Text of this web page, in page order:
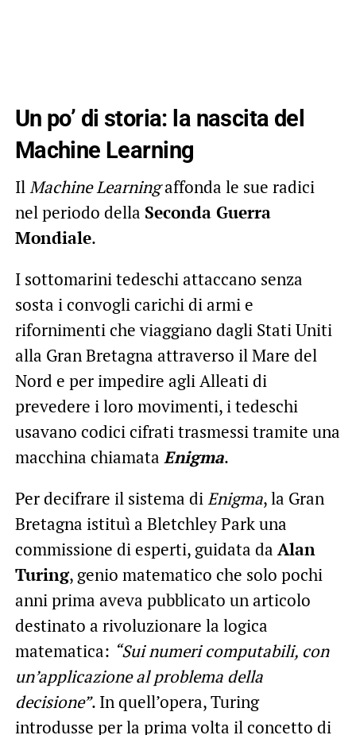
Un po’ di storia: la nascita del
Machine Learning
IlMachine Learningaffonda le sue radici
nel periodo della Seconda Guerra
Mondiale.
I sottomarini tedeschi attaccano senza
sosta i convogli carichi di armi e
rifornimenti che viaggiano dagli Stati Uniti
alla Gran Bretagna attraverso il Mare del
Nord e per impedire agli Alleati di
prevedere i loro movimenti, i tedeschi
usavano codici cifrati trasmessi tramite una
macchina chiamata Enigma.
Per decifrare il sistema diEnigma, la Gran
Bretagna istituì a Bletchley Park una
commissione di esperti, guidata da Alan
Turing, genio matematico che solo pochi
anni prima aveva pubblicato un articolo
destinato a rivoluzionare la logica
matematica: “Sui numeri computabili, con
un’applicazione al problema della
decisione”. In quell’opera, Turing
introdusse per la prima volta il concetto di